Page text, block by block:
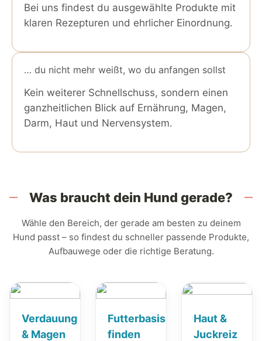
Bei uns findest du ausgewählte Produkte mit
klaren Rezepturen und ehrlicher Einordnung.
… du nicht mehr weißt, wo du anfangen sollst
Kein weiterer Schnellschuss, sondern einen
ganzheitlichen Blick auf Ernährung, Magen,
Darm, Haut und Nervensystem.
Was braucht dein Hund gerade?
Wähle den Bereich, der gerade am besten zu deinem
Hund passt – so findest du schneller passende Produkte,
Aufbauwege oder die richtige Beratung.
Verdauung
& Magen
Futterbasis
finden
Haut &
Juckreiz